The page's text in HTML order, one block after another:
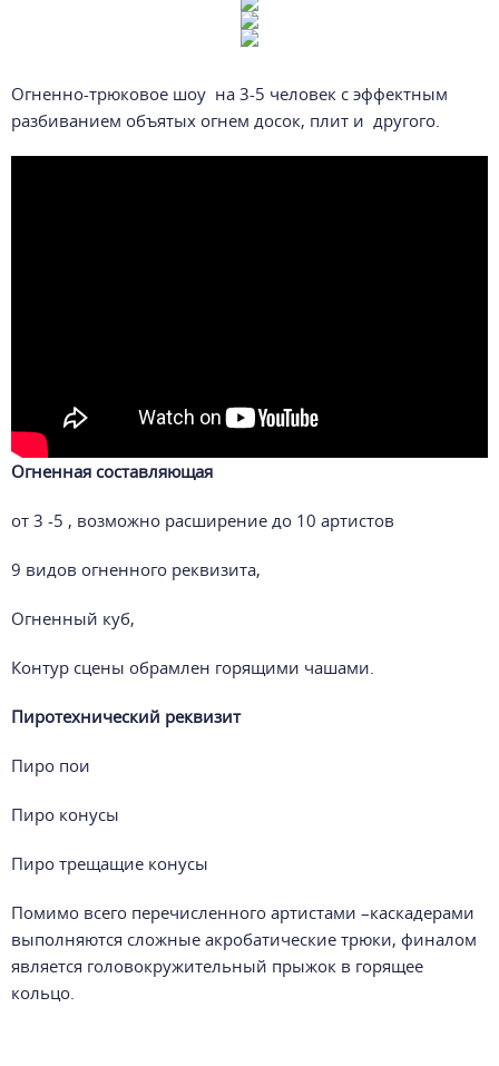
Огненно-трюковое шоу на 3-5 человек с эффектным
разбиванием объятых огнем досок, плит и другого.
Огненная составляющая
от 3 -5 , возможно расширение до 10 артистов
9 видов огненного реквизита,
Огненный куб,
Контур сцены обрамлен горящими чашами.
Пиротехнический реквизит
Пиро пои
Пиро конусы
Пиро трещащие конусы
Помимо всего перечисленного артистами –каскадерами
выполняются сложные акробатические трюки, финалом
является головокружительный прыжок в горящее
кольцо.